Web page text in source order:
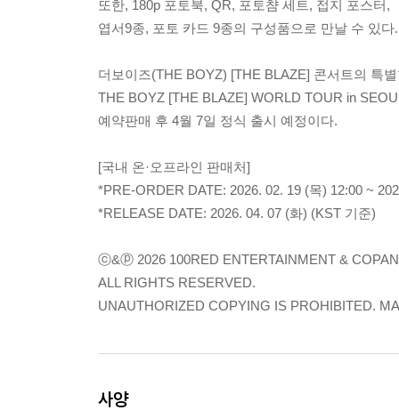
또한, 180p 포토북, QR, 포토챰 세트, 접지 포스터,
엽서9종, 포토 카드 9종의 구성품으로 만날 수 있다.
더보이즈(THE BOYZ) [THE BLAZE] 콘서트의 특
THE BOYZ [THE BLAZE] WORLD TOUR in
예약판매 후 4월 7일 정식 출시 예정이다.
[국내 온·오프라인 판매처]
*PRE-ORDER DATE: 2026. 02. 19 (목) 12:00 ~
*RELEASE DATE: 2026. 04. 07 (화) (KST 기준)
ⓒ&ⓟ 2026 100RED ENTERTAINMENT &
ALL RIGHTS RESERVED.
UNAUTHORIZED COPYING IS PROHIBITED.
사양